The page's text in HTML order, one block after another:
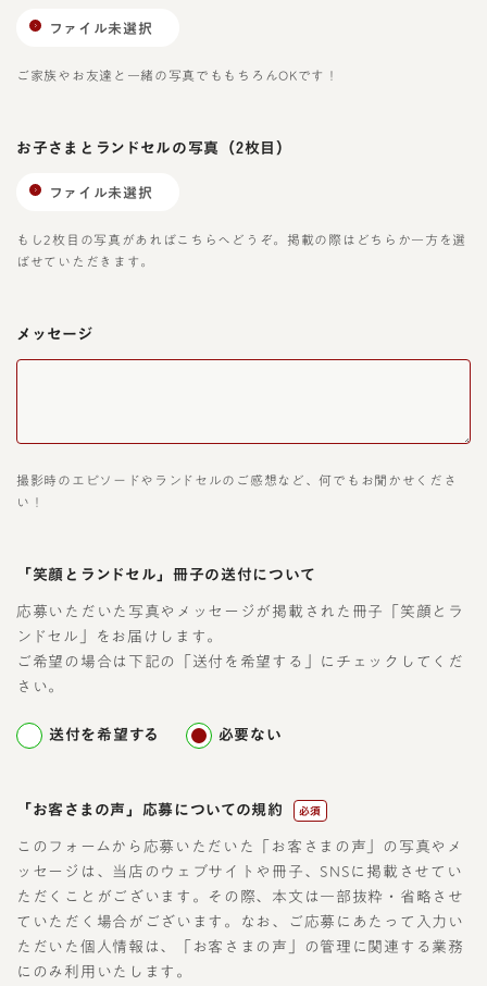
ファイル未選択
ご家族やお友達と一緒の写真でももちろんOKです！
お子さまとランドセルの写真 （2枚目）
ファイル未選択
もし2枚目の写真があればこちらへどうぞ。掲載の際はどちらか一方を選
ばせていただきます。
メッセージ
撮影時のエピソードやランドセルのご感想など、何でもお聞かせくださ
い！
「笑顔とランドセル」冊子の送付について
応募いただいた写真やメッセージが掲載された冊子「笑顔とラ
ンドセル」をお届けします。
ご希望の場合は下記の「送付を希望する」にチェックしてくだ
さい。
送付を希望する 必要ない
「お客さまの声」応募についての規約 必須
このフォームから応募いただいた「お客さまの声」の写真やメ
ッセージは、当店のウェブサイトや冊子、SNSに掲載させてい
ただくことがございます。その際、本文は一部抜粋・省略させ
ていただく場合がございます。なお、ご応募にあたって入力い
ただいた個人情報は、「お客さまの声」の管理に関連する業務
にのみ利用いたします。